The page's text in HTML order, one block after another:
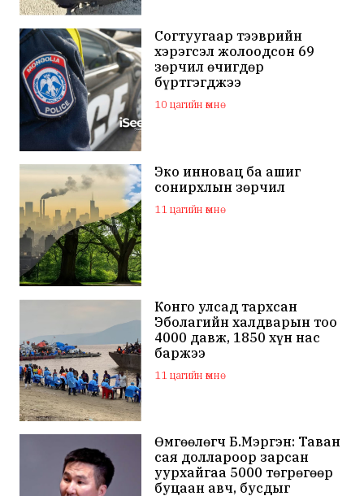
Согтуугаар тээврийн
хэрэгсэл жолоодсон 69
зөрчил өчигдөр
бүртгэгджээ
10 цагийн өмнө
Эко инновац ба ашиг
сонирхлын зөрчил
11 цагийн өмнө
Конго улсад тархсан
Эболагийн халдварын тоо
4000 давж, 1850 хүн нас
баржээ
11 цагийн өмнө
Өмгөөлөгч Б.Мэргэн: Таван
сая доллароор зарсан
уурхайгаа 5000 төгрөгөөр
буцаан авч, бусдыг